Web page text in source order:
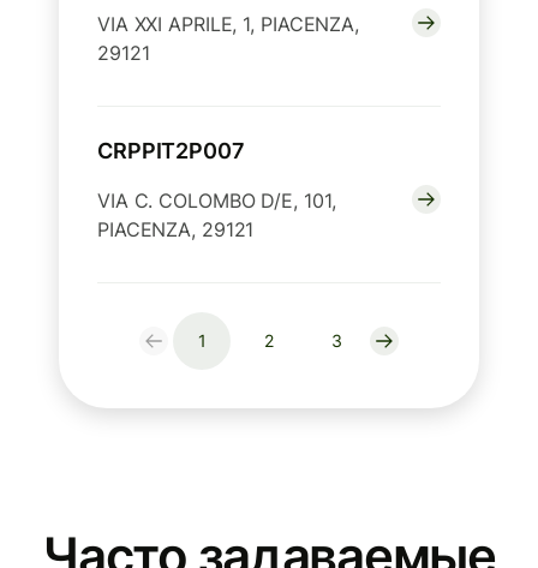
VIA XXI APRILE, 1, PIACENZA,
29121
CRPPIT2P007
VIA C. COLOMBO D/E, 101,
PIACENZA, 29121
1 2 3